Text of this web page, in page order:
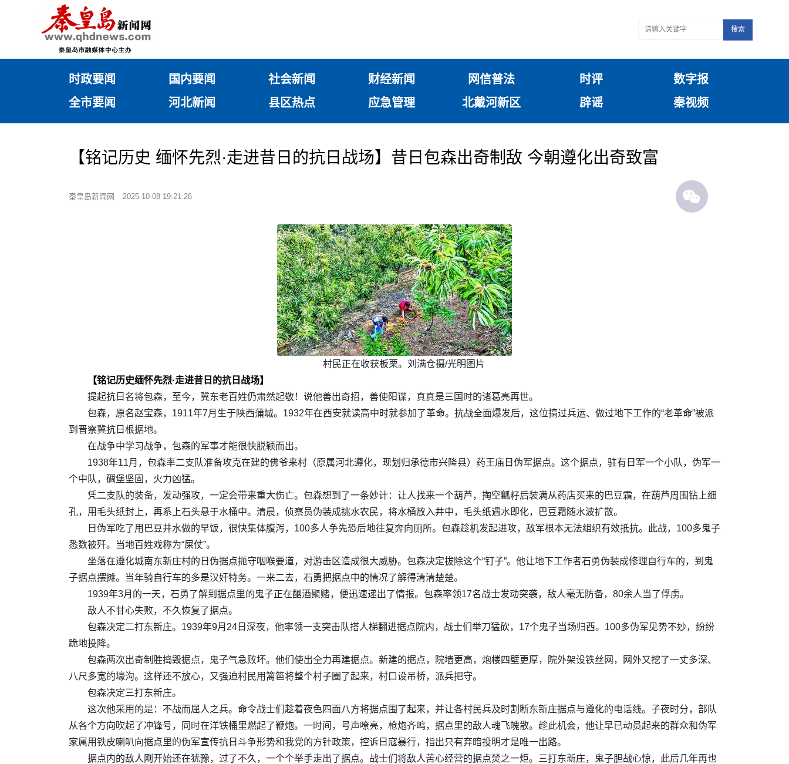
搜索
时政要闻 国内要闻 社会新闻 财经新闻 网信普法 时评
数字报
全市要闻
河北新闻 县区热点 应急管理 北戴河新区 辟谣 秦视频
【铭记历史 缅怀先烈·走进昔日的抗日战场】昔日包森出奇制敌 今朝遵化出奇致富
秦皇岛新闻网 2025-10-08 19:21:26
村民正在收获板栗。刘满仓摄/光明图片
【铭记历史缅怀先烈·走进昔日的抗日战场】
提起抗日名将包森，至今，冀东老百姓仍肃然起敬！说他善出奇招，善使阳谋，真真是三国时的诸葛亮再世。
包森，原名赵宝森，1911年7月生于陕西蒲城。1932年在西安就读高中时就参加了革命。抗战全面爆发后，这位搞过兵运、做过地下工作的“老革命”被派
到晋察冀抗日根据地。
在战争中学习战争，包森的军事才能很快脱颖而出。
1938年11月，包森率二支队准备攻克在建的佛爷来村（原属河北遵化，现划归承德市兴隆县）药王庙日伪军据点。这个据点，驻有日军一个小队，伪军一
个中队，碉堡坚固，火力凶猛。
凭二支队的装备，发动强攻，一定会带来重大伤亡。包森想到了一条妙计：让人找来一个葫芦，掏空瓤籽后装满从药店买来的巴豆霜，在葫芦周围钻上细
孔，用毛头纸封上，再系上石头悬于水桶中。清晨，侦察员伪装成挑水农民，将水桶放入井中，毛头纸遇水即化，巴豆霜随水波扩散。
日伪军吃了用巴豆井水做的早饭，很快集体腹泻，100多人争先恐后地往复奔向厕所。包森趁机发起进攻，敌军根本无法组织有效抵抗。此战，100多鬼子
悉数被歼。当地百姓戏称为“屎仗”。
坐落在遵化城南东新庄村的日伪据点扼守咽喉要道，对游击区造成很大威胁。包森决定拔除这个“钉子”。他让地下工作者石勇伪装成修理自行车的，到鬼
子据点摆摊。当年骑自行车的多是汉奸特务。一来二去，石勇把据点中的情况了解得清清楚楚。
1939年3月的一天，石勇了解到据点里的鬼子正在酗酒聚赌，便迅速递出了情报。包森率领17名战士发动突袭，敌人毫无防备，80余人当了俘虏。
敌人不甘心失败，不久恢复了据点。
包森决定二打东新庄。1939年9月24日深夜，他率领一支突击队搭人梯翻进据点院内，战士们举刀猛砍，17个鬼子当场归西。100多伪军见势不妙，纷纷
跪地投降。
包森两次出奇制胜捣毁据点，鬼子气急败坏。他们使出全力再建据点。新建的据点，院墙更高，炮楼四壁更厚，院外架设铁丝网，网外又挖了一丈多深、
八尺多宽的壕沟。这样还不放心，又强迫村民用篱笆将整个村子圈了起来，村口设吊桥，派兵把守。
包森决定三打东新庄。
这次他采用的是：不战而屈人之兵。命令战士们趁着夜色四面八方将据点围了起来，并让各村民兵及时割断东新庄据点与遵化的电话线。子夜时分，部队
从各个方向吹起了冲锋号，同时在洋铁桶里燃起了鞭炮。一时间，号声嘹亮，枪炮齐鸣，据点里的敌人魂飞魄散。趁此机会，他让早已动员起来的群众和伪军
家属用铁皮喇叭向据点里的伪军宣传抗日斗争形势和我党的方针政策，控诉日寇暴行，指出只有弃暗投明才是唯一出路。
据点内的敌人刚开始还在犹豫，过了不久，一个个举手走出了据点。战士们将敌人苦心经营的据点焚之一炬。三打东新庄，鬼子胆战心惊，此后几年再也